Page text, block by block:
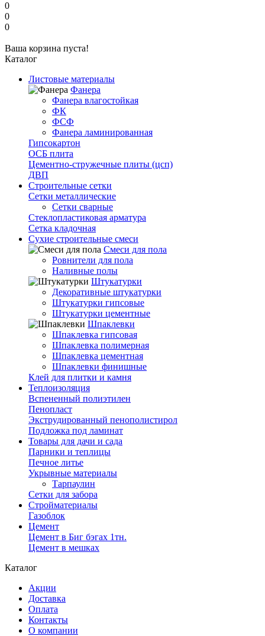
0
0
0
Ваша корзина пуста!
Каталог
Листовые материалы
Фанера
Фанера влагостойкая
ФК
ФСФ
Фанера ламинированная
Гипсокартон
ОСБ плита
Цементно-стружечные плиты (цсп)
ДВП
Строительные сетки
Сетки металлические
Сетки сварные
Стеклопластиковая арматура
Сетка кладочная
Сухие строительные смеси
Смеси для пола
Ровнители для пола
Наливные полы
Штукатурки
Декоративные штукатурки
Штукатурки гипсовые
Штукатурки цементные
Шпаклевки
Шпаклевка гипсовая
Шпаклевка полимерная
Шпаклевка цементная
Шпаклевки финишные
Клей для плитки и камня
Теплоизоляция
Вспененный полиэтилен
Пенопласт
Экструдированный пенополистирол
Подложка под ламинат
Товары для дачи и сада
Парники и теплицы
Печное литье
Укрывные материалы
Тарпаулин
Сетки для забора
Стройматериалы
Газоблок
Цемент
Цемент в Биг бэгах 1тн.
Цемент в мешках
Каталог
Акции
Доставка
Оплата
Контакты
О компании